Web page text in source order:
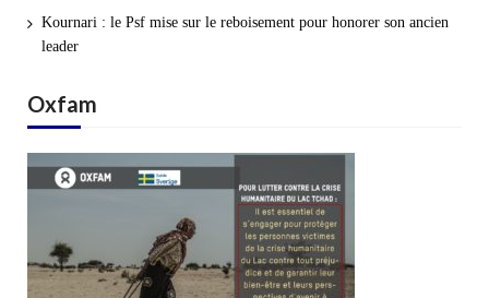
Kournari : le Psf mise sur le reboisement pour honorer son ancien
leader
Oxfam